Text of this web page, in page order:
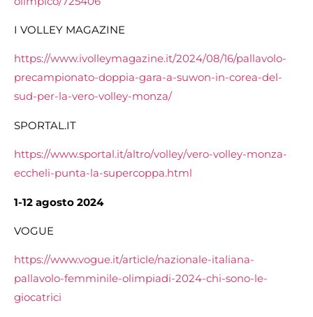
I VOLLEY MAGAZINE
https://www.ivolleymagazine.it/2024/08/16/pallavolo-
precampionato-doppia-gara-a-suwon-in-corea-del-
sud-per-la-vero-volley-monza/
SPORTAL.IT
https://www.sportal.it/altro/volley/vero-volley-monza-
eccheli-punta-la-supercoppa.html
1-12 agosto 2024
VOGUE
https://www.vogue.it/article/nazionale-italiana-
pallavolo-femminile-olimpiadi-2024-chi-sono-le-
giocatrici